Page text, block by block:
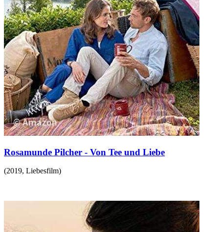
Rosamunde Pilcher - Von Tee und Liebe
(2019, Liebesfilm)